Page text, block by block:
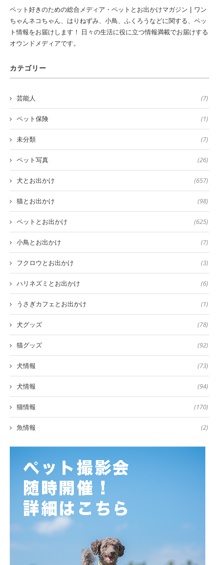
ペット好きのための総合メディア・ペットとお出かけマガジン | ワン
ちゃんネコちゃん、はりねずみ、小鳥、ふくろうなどに関する、ペッ
ト情報をお届けします！ 日々の生活に役に立つ情報満載でお届けする
オウンドメディアです。
カテゴリー
芸能人 (7)
ペット保険 (1)
未分類 (7)
ペット写真 (26)
犬とお出かけ (657)
猫とお出かけ (98)
ペットとお出かけ (625)
小鳥とお出かけ (7)
フクロウとお出かけ (3)
ハリネズミとお出かけ (6)
うさぎカフェとお出かけ (1)
犬グッズ (78)
猫グッズ (92)
犬情報 (73)
犬情報 (94)
猫情報 (170)
魚情報 (2)